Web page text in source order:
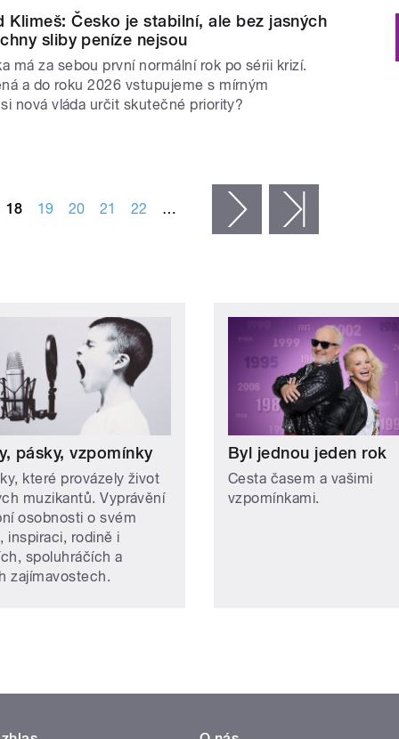
Klimeš: Česko je stabilní, ale bez jasných
sliby peníze nejsou
má za sebou první normální rok po sérii krizí.
a do roku 2026 vstupujeme s mírným
nová vláda určit skutečné priority?
18 19 20 21 22 … následující ›
pásky, vzpomínky
které provázely život
muzikantů. Vyprávění
osobnosti o svém
inspiraci, rodině i
spoluhráčích a
zajímavostech.
Byl jednou jeden rok
Cesta časem a vašimi
vzpomínkami.